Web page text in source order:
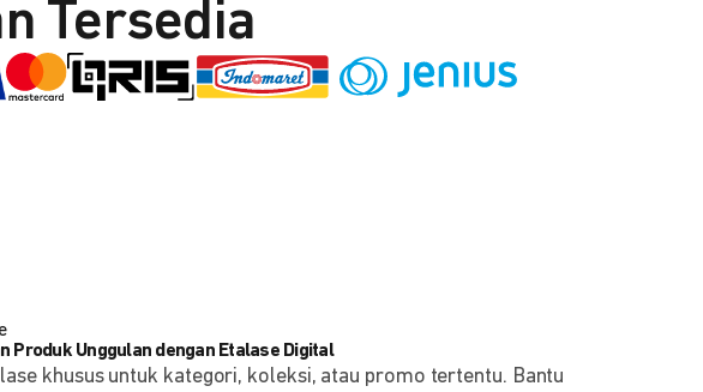
Tersedia
Produk Unggulan dengan Etalase Digital
khusus untuk kategori, koleksi, atau promo tertentu. Bantu